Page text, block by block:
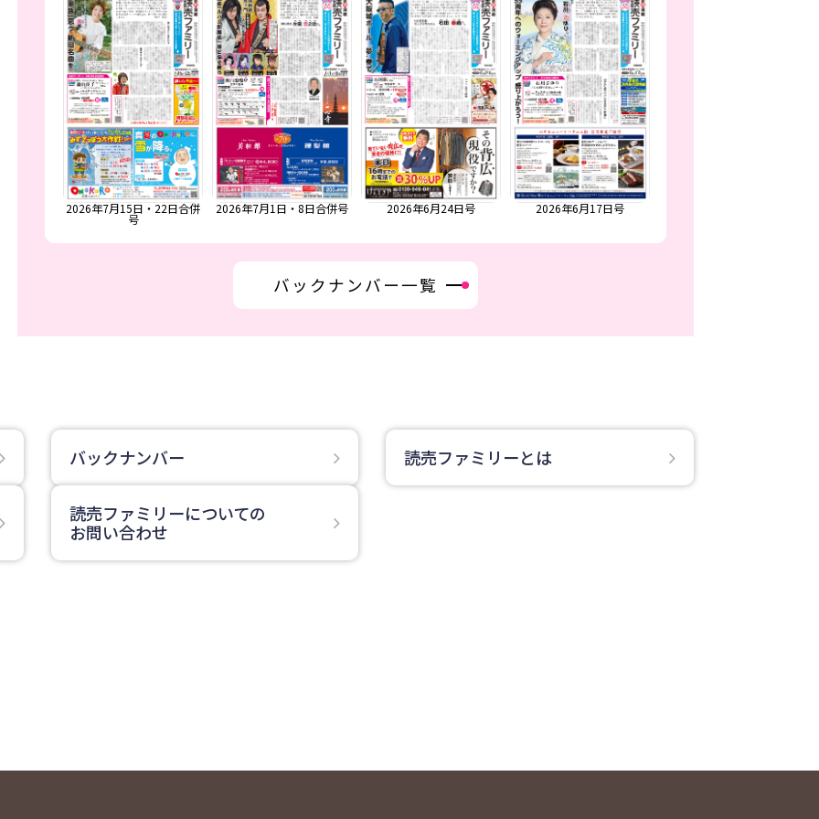
2026年7月15日・22日合併
号
2026年7月1日・8日合併号 2026年6月24日号 2026年6月17日号
バックナンバー一覧
バックナンバー 読売ファミリーとは
読売ファミリーについての
お問い合わせ